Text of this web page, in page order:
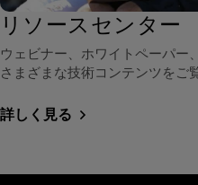
リソースセンター
ウェビナー、ホワイトペーパー
さまざまな技術コンテンツをご
詳しく見る